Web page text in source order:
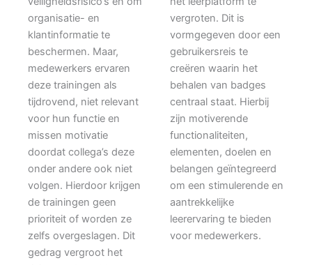
organisatie- en
klantinformatie te
beschermen. Maar,
medewerkers ervaren
deze trainingen als
tijdrovend, niet relevant
voor hun functie en
missen motivatie
doordat collega’s deze
onder andere ook niet
volgen. Hierdoor krijgen
de trainingen geen
prioriteit of worden ze
zelfs overgeslagen. Dit
gedrag vergroot het
vergroten. Dit is
vormgegeven door een
gebruikersreis te
creëren waarin het
behalen van badges
centraal staat. Hierbij
zijn motiverende
functionaliteiten,
elementen, doelen en
belangen geïntegreerd
om een stimulerende en
aantrekkelijke
leerervaring te bieden
voor medewerkers.